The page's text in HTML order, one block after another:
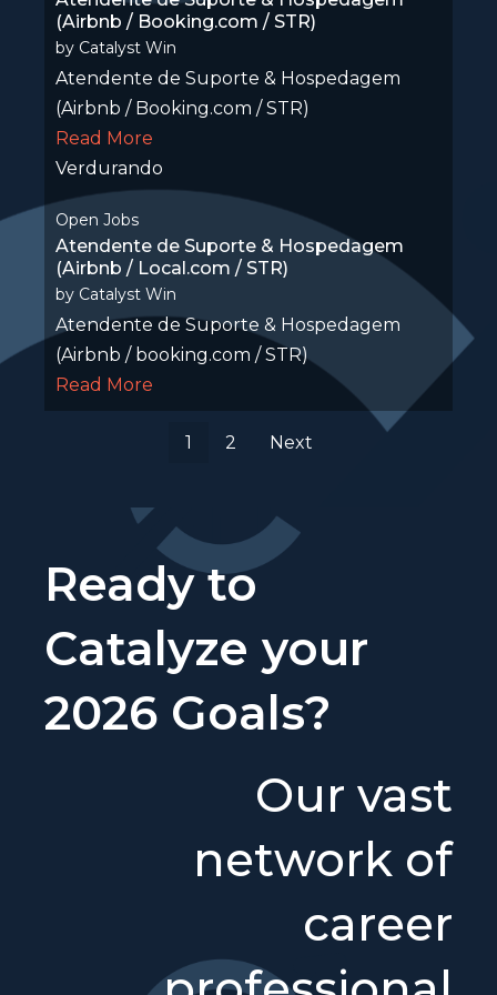
(Airbnb / Booking.com / STR)
by Catalyst Win
Atendente de Suporte & Hospedagem
(Airbnb / Booking.com / STR)
Read More
Verdurando
Open Jobs
Atendente de Suporte & Hospedagem
(Airbnb / Local.com / STR)
by Catalyst Win
Atendente de Suporte & Hospedagem
(Airbnb / booking.com / STR)
Read More
1 2 Next
Ready to
Catalyze your
2026 Goals?
Our vast
network of
career